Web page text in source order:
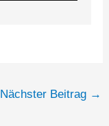
Nächster Beitrag →